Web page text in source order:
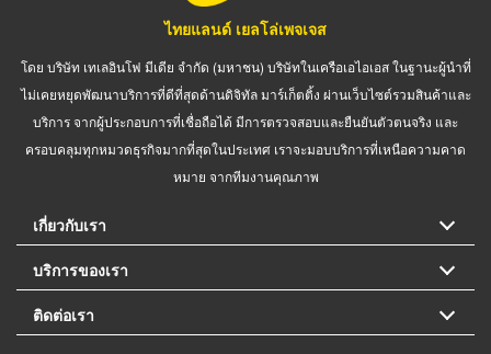
ไทยแลนด์ เยลโล่เพจเจส
โดย บริษัท เทเลอินโฟ มีเดีย จำกัด (มหาชน) บริษัทในเครือเอไอเอส ในฐานะผู้นำที่
ไม่เคยหยุดพัฒนาบริการที่ดีที่สุดด้านดิจิทัล มาร์เก็ตติ้ง ผ่านเว็บไซต์รวมสินค้าและ
บริการ จากผู้ประกอบการที่เชื่อถือได้ มีการตรวจสอบและยืนยันตัวตนจริง และ
ครอบคลุมทุกหมวดธุรกิจมากที่สุดในประเทศ เราจะมอบบริการที่เหนือความคาด
หมาย จากทีมงานคุณภาพ
เกี่ยวกับเรา
บริการของเรา
ติดต่อเรา